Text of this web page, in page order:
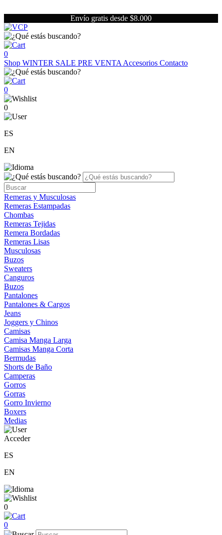
Envío gratis desde $8.000
0
Shop WINTER SALE PRE VENTA Accesorios Contacto
0
0
ES
EN
Remeras y Musculosas
Remeras Estampadas
Chombas
Remeras Tejidas
Remera Bordadas
Remeras Lisas
Musculosas
Buzos
Sweaters
Canguros
Buzos
Pantalones
Pantalones & Cargos
Jeans
Joggers y Chinos
Camisas
Camisa Manga Larga
Camisas Manga Corta
Bermudas
Shorts de Baño
Camperas
Gorros
Gorras
Gorro Invierno
Boxers
Medias
Acceder
ES
EN
0
0